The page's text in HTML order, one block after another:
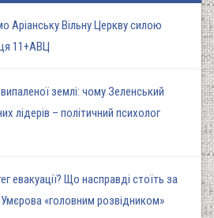
Аріанську Вільну Церкву силою
11+АВЦ
землі: чому Зеленський
лідерів – політичний психолог
евакуації? Що насправді стоїть за
«головним розвідником»